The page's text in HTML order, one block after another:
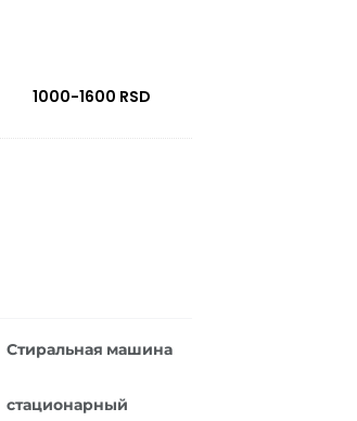
1000-1600 RSD
Стиральная машина
стационарный